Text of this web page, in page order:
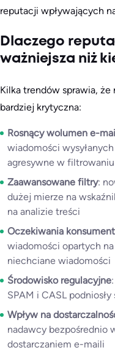
reputacji wpływających
Dlaczego
ważniejsza niż
Kilka trendów sprawia,
bardziej krytyczna:
Rosnący wolumen e-
wiadomości
agresywne w
Zaawansowane filtry:
dużej mierze na
na analizie treści
Oczekiwania
wiadomości opartych
niechciane wiadomości
Środowisko regulacyjne
SPAM i CASL
Wpływ na
nadawcy bezpośrednio
dostarczaniem e-maili